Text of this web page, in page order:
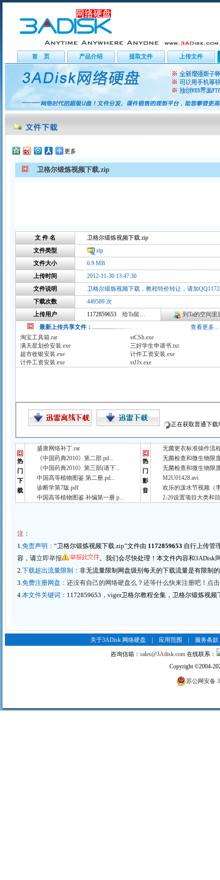
首 页 产品介绍 提取文件 上传文件
更多
卫格尔锻炼视频下载.zip
文 件 名
卫格尔锻炼视频下载.zip
文件类型
zip
文件大小
6.9 MB
上传时间
2012-11-30 13:47:30
文件说明
下载次数
449589 次
上传用户
1172859653 给Ta留言咨询
到Ta的空间里
最新上传共享文件：
查看更多...
淘宝工具箱.rar
stCSh.exe
满天星划价安装.exe
三好学生申请书.txt
超市收银安装.exe
计件工资安装.exe
计件工资安装.exe
stJJx.exe
正在获取普通下载
热
门
下
载
盛唐网络补丁.rar
《中国药典2010》第二部.pd...
《中国药典2010》第三部(请下...
中国高等植物图鉴 第二册.pd...
诊断学第7版.pdf
中国高等植物图鉴 补编第一册.p...
热
门
影
音
无菌更衣标准操作流
无菌检查和微生物限
无菌检查和微生物限
M2U01428.avi
欢乐的泼水节视频（
2-20设置项目大类和
注：
1.免责声明：“卫格尔锻炼视频下载.zip”文件由 1172859653 自行上传管
容，请立即举报 。我们会尽快处理！本文件内容和3ADisk
2.下载超出流量限制：非无流量限制网盘级别每天的下载流量是有限制
3.免费注册网盘：还没有自己的网络硬盘么？还等什么快来注册吧！点
4.本文件关键词： 1172859653，viger卫格尔教程全集，卫格尔锻炼视频
关于3ADisk 网络硬盘 |应用范围 服务条款
咨询信箱：sales@3Adisk.com 在线联系：
Copyright©2004-
苏公网安备